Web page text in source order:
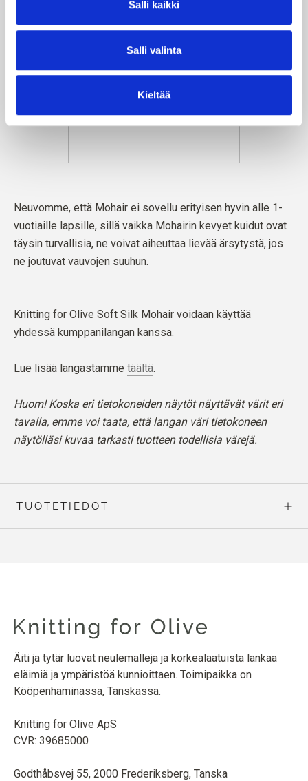
Salli kaikki
Salli valinta
Kieltää
Valvonta Unionin sertifioima RMS Mohair, CU 1276494
Neuvomme, että Mohair ei sovellu erityisen hyvin alle 1-
vuotiaille lapsille, sillä vaikka Mohairin kevyet kuidut ovat
täysin turvallisia, ne voivat aiheuttaa lievää ärsytystä, jos
ne joutuvat vauvojen suuhun.
Knitting for Olive Soft Silk Mohair voidaan käyttää
yhdessä kumppanilangan kanssa.
Lue lisää langastamme täältä.
Huom! Koska eri tietokoneiden näytöt näyttävät värit eri
tavalla, emme voi taata, että langan väri tietokoneen
näytölläsi kuvaa tarkasti tuotteen todellisia värejä.
TUOTETIEDOT
Äiti ja tytär luovat neulemalleja ja korkealaatuista lankaa
eläimiä ja ympäristöä kunnioittaen. Toimipaikka on
Kööpenhaminassa, Tanskassa.
Knitting for Olive ApS
CVR: 39685000
Godthåbsvej 55, 2000 Frederiksberg, Tanska